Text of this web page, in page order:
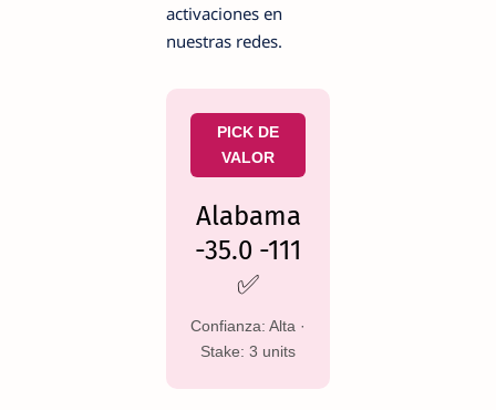
activaciones en
nuestras redes.
PICK DE
VALOR
Alabama
-35.0 -111
✅
Confianza: Alta ·
Stake: 3 units